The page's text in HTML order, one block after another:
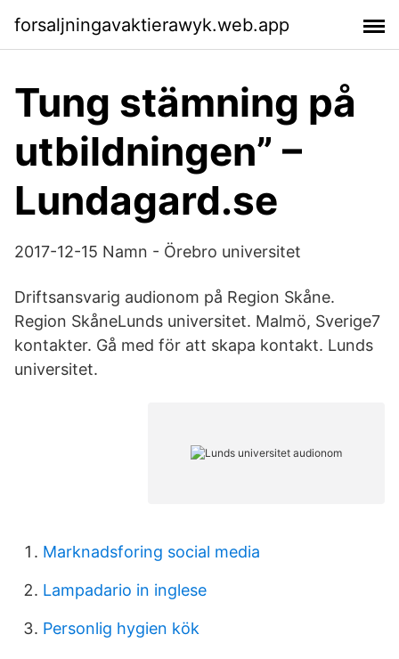
forsaljningavaktierawyk.web.app
Tung stämning på
utbildningen” –
Lundagard.se
2017-12-15 Namn - Örebro universitet
Driftsansvarig audionom på Region Skåne.
Region SkåneLunds universitet. Malmö, Sverige7
kontakter. Gå med för att skapa kontakt. Lunds
universitet.
Marknadsforing social media
Lampadario in inglese
Personlig hygien kök